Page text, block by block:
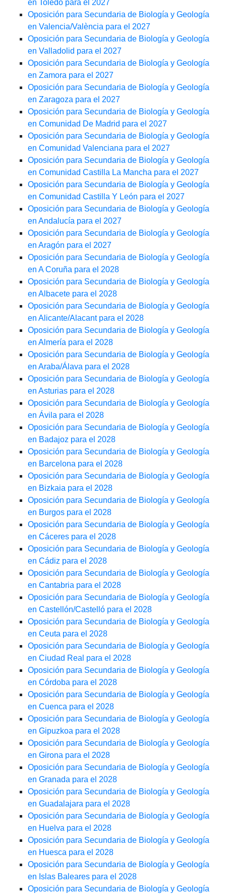
en Toledo para el 2027
Oposición para Secundaria de Biología y Geología
en Valencia/València para el 2027
Oposición para Secundaria de Biología y Geología
en Valladolid para el 2027
Oposición para Secundaria de Biología y Geología
en Zamora para el 2027
Oposición para Secundaria de Biología y Geología
en Zaragoza para el 2027
Oposición para Secundaria de Biología y Geología
en Comunidad De Madrid para el 2027
Oposición para Secundaria de Biología y Geología
en Comunidad Valenciana para el 2027
Oposición para Secundaria de Biología y Geología
en Comunidad Castilla La Mancha para el 2027
Oposición para Secundaria de Biología y Geología
en Comunidad Castilla Y León para el 2027
Oposición para Secundaria de Biología y Geología
en Andalucía para el 2027
Oposición para Secundaria de Biología y Geología
en Aragón para el 2027
Oposición para Secundaria de Biología y Geología
en A Coruña para el 2028
Oposición para Secundaria de Biología y Geología
en Albacete para el 2028
Oposición para Secundaria de Biología y Geología
en Alicante/Alacant para el 2028
Oposición para Secundaria de Biología y Geología
en Almería para el 2028
Oposición para Secundaria de Biología y Geología
en Araba/Álava para el 2028
Oposición para Secundaria de Biología y Geología
en Asturias para el 2028
Oposición para Secundaria de Biología y Geología
en Ávila para el 2028
Oposición para Secundaria de Biología y Geología
en Badajoz para el 2028
Oposición para Secundaria de Biología y Geología
en Barcelona para el 2028
Oposición para Secundaria de Biología y Geología
en Bizkaia para el 2028
Oposición para Secundaria de Biología y Geología
en Burgos para el 2028
Oposición para Secundaria de Biología y Geología
en Cáceres para el 2028
Oposición para Secundaria de Biología y Geología
en Cádiz para el 2028
Oposición para Secundaria de Biología y Geología
en Cantabria para el 2028
Oposición para Secundaria de Biología y Geología
en Castellón/Castelló para el 2028
Oposición para Secundaria de Biología y Geología
en Ceuta para el 2028
Oposición para Secundaria de Biología y Geología
en Ciudad Real para el 2028
Oposición para Secundaria de Biología y Geología
en Córdoba para el 2028
Oposición para Secundaria de Biología y Geología
en Cuenca para el 2028
Oposición para Secundaria de Biología y Geología
en Gipuzkoa para el 2028
Oposición para Secundaria de Biología y Geología
en Girona para el 2028
Oposición para Secundaria de Biología y Geología
en Granada para el 2028
Oposición para Secundaria de Biología y Geología
en Guadalajara para el 2028
Oposición para Secundaria de Biología y Geología
en Huelva para el 2028
Oposición para Secundaria de Biología y Geología
en Huesca para el 2028
Oposición para Secundaria de Biología y Geología
en Islas Baleares para el 2028
Oposición para Secundaria de Biología y Geología